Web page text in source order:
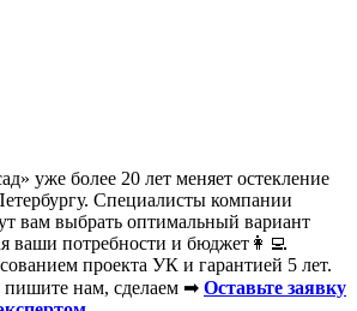
уже более 20 лет меняет остекление
Специалисты компании
вам выбрать оптимальный вариант
ваши потребности и бюджет👩‍💻
проекта УК и гарантией 5 лет.
пишите нам, сделаем ➡ Оставьте заявку